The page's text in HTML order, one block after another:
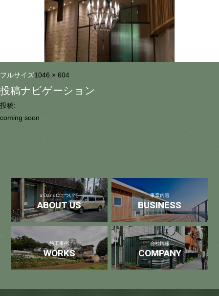
フルサイズ1046 × 604
投稿ナビゲーション
投稿:
coming soon
a'DandCについて
ABOUT US
事業内容
BUSINESS
施工事例
WORKS
会社情報
COMPANY